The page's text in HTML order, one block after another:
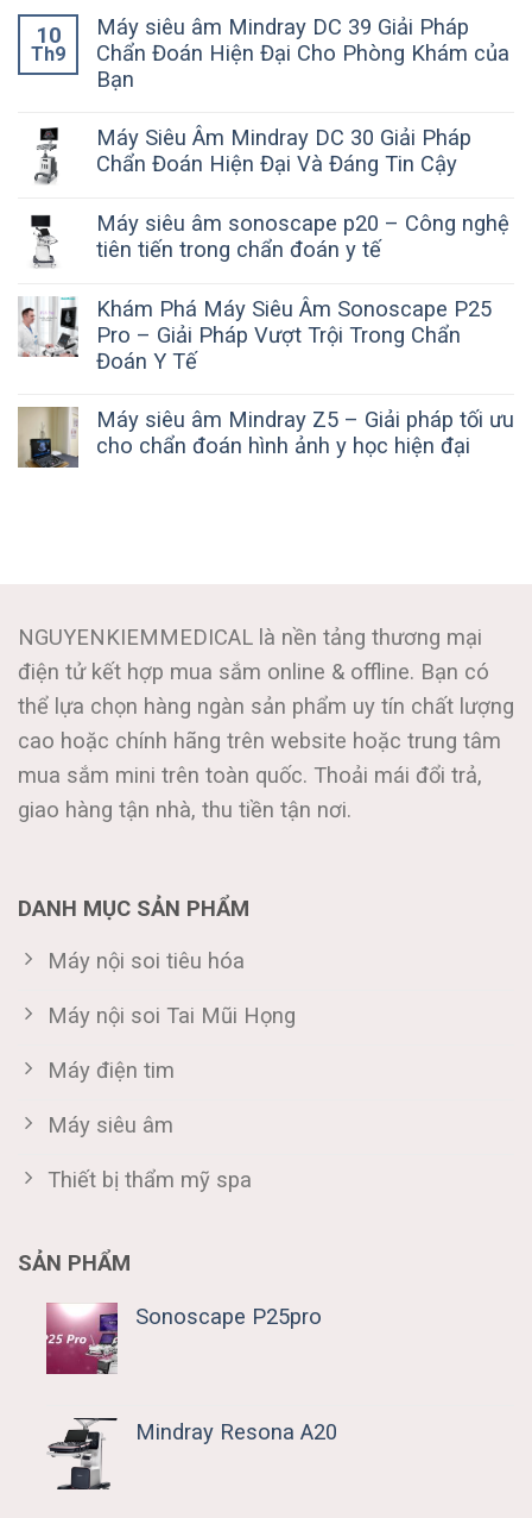
10
Th9
Máy siêu âm Mindray DC 39 Giải Pháp
Chẩn Đoán Hiện Đại Cho Phòng Khám của
Bạn
Máy Siêu Âm Mindray DC 30 Giải Pháp
Chẩn Đoán Hiện Đại Và Đáng Tin Cậy
Máy siêu âm sonoscape p20 – Công nghệ
tiên tiến trong chẩn đoán y tế
Khám Phá Máy Siêu Âm Sonoscape P25
Pro – Giải Pháp Vượt Trội Trong Chẩn
Đoán Y Tế
Máy siêu âm Mindray Z5 – Giải pháp tối ưu
cho chẩn đoán hình ảnh y học hiện đại
NGUYENKIEMMEDICAL là nền tảng thương mại
điện tử kết hợp mua sắm online & offline. Bạn có
thể lựa chọn hàng ngàn sản phẩm uy tín chất lượng
cao hoặc chính hãng trên website hoặc trung tâm
mua sắm mini trên toàn quốc. Thoải mái đổi trả,
giao hàng tận nhà, thu tiền tận nơi.
DANH MỤC SẢN PHẨM
Máy nội soi tiêu hóa
Máy nội soi Tai Mũi Họng
Máy điện tim
Máy siêu âm
Thiết bị thẩm mỹ spa
SẢN PHẨM
Sonoscape P25pro
Mindray Resona A20